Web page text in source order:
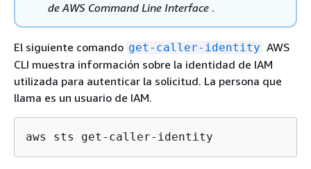
de AWS Command Line Interface .
El siguiente comando get-caller-identity AWS
CLI muestra información sobre la identidad de IAM
utilizada para autenticar la solicitud. La persona que
llama es un usuario de IAM.
aws sts get-caller-identity